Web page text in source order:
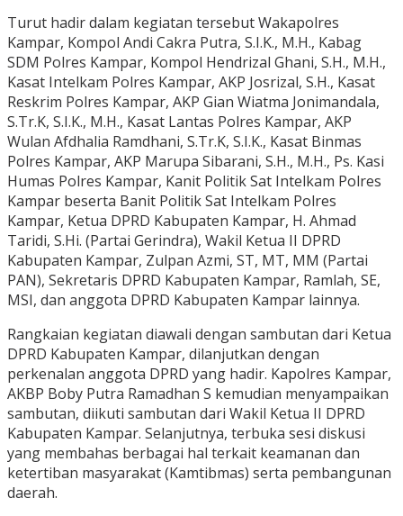
Turut hadir dalam kegiatan tersebut Wakapolres
Kampar, Kompol Andi Cakra Putra, S.I.K., M.H., Kabag
SDM Polres Kampar, Kompol Hendrizal Ghani, S.H., M.H.,
Kasat Intelkam Polres Kampar, AKP Josrizal, S.H., Kasat
Reskrim Polres Kampar, AKP Gian Wiatma Jonimandala,
S.Tr.K, S.I.K., M.H., Kasat Lantas Polres Kampar, AKP
Wulan Afdhalia Ramdhani, S.Tr.K, S.I.K., Kasat Binmas
Polres Kampar, AKP Marupa Sibarani, S.H., M.H., Ps. Kasi
Humas Polres Kampar, Kanit Politik Sat Intelkam Polres
Kampar beserta Banit Politik Sat Intelkam Polres
Kampar, Ketua DPRD Kabupaten Kampar, H. Ahmad
Taridi, S.Hi. (Partai Gerindra), Wakil Ketua II DPRD
Kabupaten Kampar, Zulpan Azmi, ST, MT, MM (Partai
PAN), Sekretaris DPRD Kabupaten Kampar, Ramlah, SE,
MSI, dan anggota DPRD Kabupaten Kampar lainnya.
Rangkaian kegiatan diawali dengan sambutan dari Ketua
DPRD Kabupaten Kampar, dilanjutkan dengan
perkenalan anggota DPRD yang hadir. Kapolres Kampar,
AKBP Boby Putra Ramadhan S kemudian menyampaikan
sambutan, diikuti sambutan dari Wakil Ketua II DPRD
Kabupaten Kampar. Selanjutnya, terbuka sesi diskusi
yang membahas berbagai hal terkait keamanan dan
ketertiban masyarakat (Kamtibmas) serta pembangunan
daerah.